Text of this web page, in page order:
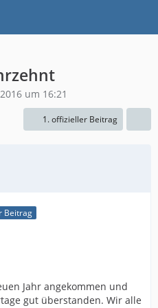
um 16:21
1. offizieller Beitrag
Beitrag
Jahr angekommen und
gut überstanden. Wir alle